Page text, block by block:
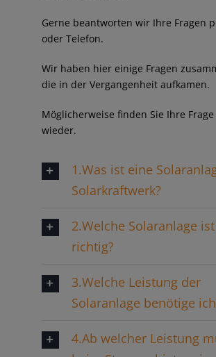
Gerne beantworten wir Ihre Fragen
oder Telefon.
Wir haben hier einige Fragen
die in der Vergangenheit aufkamen.
Möglicherweise finden Sie Ihre
wieder.
1.Was ist eine
Solarkraftwerk?
2.Welche Solaranlage
richtig?
3.Welche Leistung der
Solaranlage benötige
4.Ab welcher Leistung